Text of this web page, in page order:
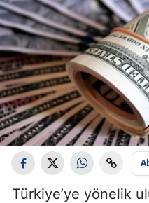
Türkiye’ye yönelik